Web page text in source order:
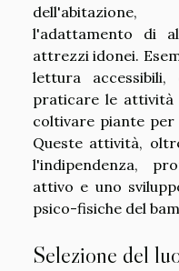
l'adattamento di
attrezzi idonei.
lettura
praticare le attività
coltivare piante
Queste attività,
l'indipendenza,
attivo e uno
psico-fisiche del
Selezione del